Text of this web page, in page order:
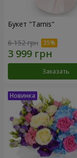
Букет "Tarnis"
6 152 грн
Заказать